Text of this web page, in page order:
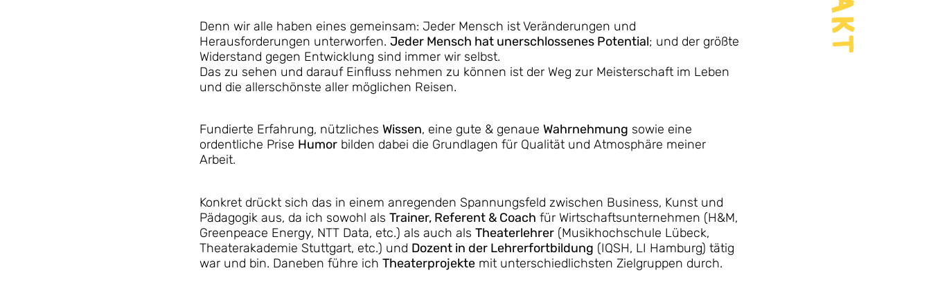
Denn wir alle haben eines gemeinsam: Jeder Mensch ist Veränderungen und
Herausforderungen unterworfen.Jeder Mensch hat unerschlossenes Potential; und der größte
Widerstand gegen Entwicklung sind immer wir selbst.
Das zu sehen und darauf Einfluss nehmen zu können ist der Weg zur Meisterschaft im Leben
und die allerschönste aller möglichen Reisen.
Fundierte Erfahrung, nützliches Wissen, eine gute & genaue Wahrnehmung sowie eine
ordentliche Prise Humor bilden dabei die Grundlagen für Qualität und Atmosphäre meiner
Arbeit.
Konkret drückt sich das in einem anregenden Spannungsfeld zwischen Business, Kunst und
Pädagogik aus, da ich sowohl alsTrainer, Referent & Coach für Wirtschaftsunternehmen (H&M,
Greenpeace Energy, NTT Data, etc.) als auch alsTheaterlehrer (Musikhochschule Lübeck,
Theaterakademie Stuttgart, etc.) und Dozent in der Lehrerfortbildung (IQSH, LI Hamburg) tätig
war und bin. Daneben führe ichTheaterprojekte mit unterschiedlichsten Zielgruppen durch.